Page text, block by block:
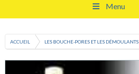
Menu
ACCUEIL LES BOUCHE-PORES ET LES DÉMOULANTS